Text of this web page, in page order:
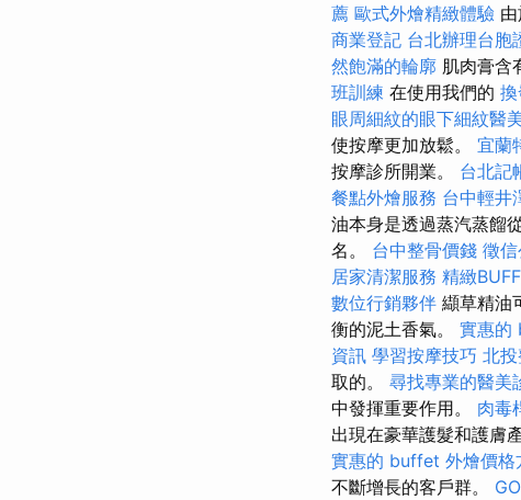
薦 歐式外燴精緻體驗
商業登記 台北辦理台胞
然飽滿的輪廓 肌肉膏含
班訓練 在使用我們的
眼周細紋的眼下細紋醫
使按摩更加放鬆。 宜蘭
按摩診所開業。 台北記
餐點外燴服務 台中輕井
油本身是透過蒸汽蒸餾
名。 台中整骨價錢 徵
居家清潔服務 精緻
數位行銷夥伴 纈草精油
衡的泥土香氣。 實惠的
資訊 學習按摩技巧 北
取的。 尋找專業的醫美
中發揮重要作用。 肉毒
出現在豪華護髮和護膚
實惠的 buffet 外燴價格
不斷增長的客戶群。